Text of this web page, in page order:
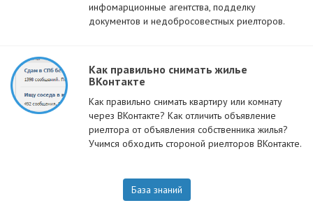
инфомарционные агентства, подделку
документов и недобросовестных риелторов.
Как правильно снимать жилье
ВКонтакте
Как правильно снимать квартиру или комнату
через ВКонтакте? Как отличить объявление
риелтора от объявления собственника жилья?
Учимся обходить стороной риелторов ВКонтакте.
База знаний